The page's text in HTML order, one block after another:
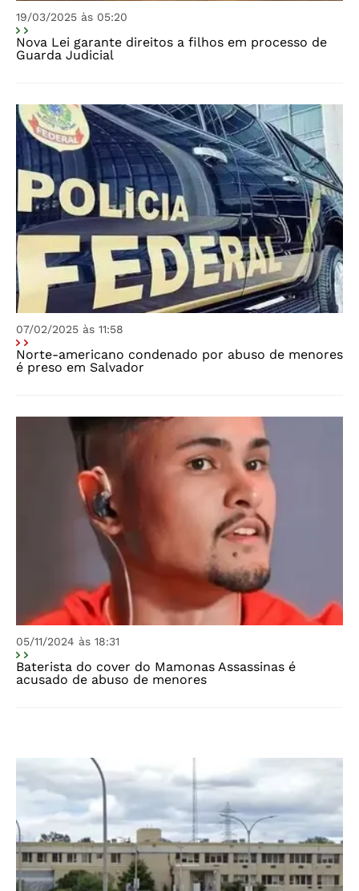
19/03/2025 às 05:20
Nova Lei garante direitos a filhos em processo de
Guarda Judicial
07/02/2025 às 11:58
Norte-americano condenado por abuso de menores
é preso em Salvador
05/11/2024 às 18:31
Baterista do cover do Mamonas Assassinas é
acusado de abuso de menores